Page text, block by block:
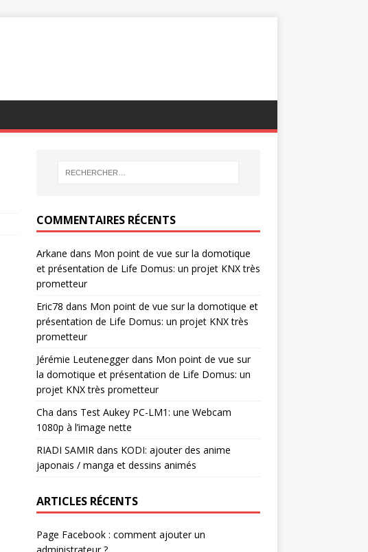
COMMENTAIRES RÉCENTS
Arkane dans Mon point de vue sur la domotique
et présentation de Life Domus: un projet KNX très
prometteur
Eric78 dans Mon point de vue sur la domotique et
présentation de Life Domus: un projet KNX très
prometteur
Jérémie Leuteneggerdans Mon point de vue sur
la domotique et présentation de Life Domus: un
projet KNX très prometteur
Cha dans Test Aukey PC-LM1: une Webcam
1080p à l’image nette
RIADI SAMIR dans KODI: ajouter des anime
japonais / manga et dessins animés
ARTICLES RÉCENTS
Page Facebook : comment ajouter un
administrateur ?